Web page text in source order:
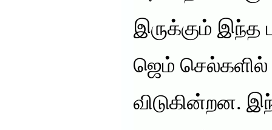
இருக்கும் இந்த
ஜெம் செல்களில்
விடுகின்றன.